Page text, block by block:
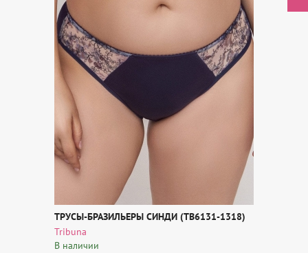
ТРУСЫ-БРАЗИЛЬЕРЫ СИНДИ (TB6131-1318)
Tribuna
В наличии